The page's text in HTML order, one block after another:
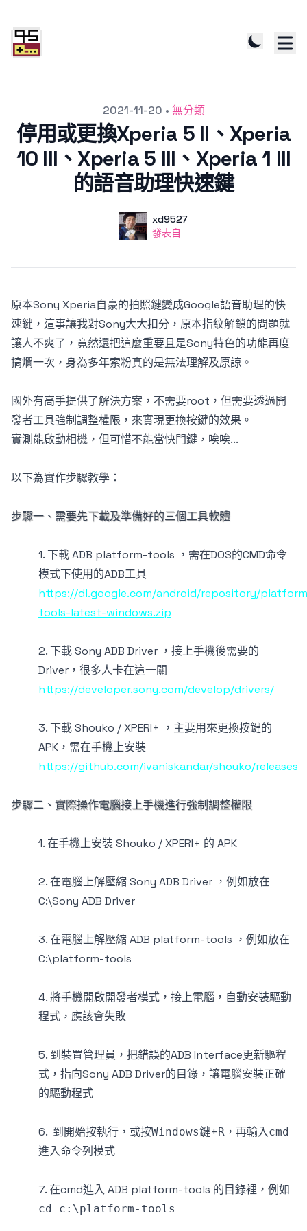
2021-11-20 • 無分類
停用或更換Xperia 5 II、Xperia
10 III、Xperia 5 III、Xperia 1 III
的語音助理快速鍵
使用者
xd9527
發表自
發表自
原本Sony Xperia自豪的拍照鍵變成Google語音助理的快
速鍵，這事讓我對Sony大大扣分，原本指紋解鎖的問題就
讓人不爽了，竟然還把這麼重要且是Sony特色的功能再度
搞爛一次，身為多年索粉真的是無法理解及原諒。
國外有高手提供了解決方案，不需要root，但需要透過開
發者工具強制調整權限，來實現更換按鍵的效果。
實測能啟動相機，但可惜不能當快門鍵，唉唉...
以下為實作步驟教學：
步驟一、需要先下載及準備好的三個工具軟體
1. 下載 ADB platform-tools ，需在DOS的CMD命令
模式下使用的ADB工具
https://dl.google.com/android/repository/
tools-latest-windows.zip
2. 下載 Sony ADB Driver ，接上手機後需要的
Driver，很多人卡在這一關
https://developer.sony.com/develop/drivers/
3. 下載 Shouko / XPERI+ ，主要用來更換按鍵的
APK，需在手機上安裝
https://github.com/ivaniskandar/shouko/releases
步驟二、實際操作電腦接上手機進行強制調整權限
1. 在手機上安裝 Shouko / XPERI+ 的 APK
2. 在電腦上解壓縮 Sony ADB Driver ，例如放在
C:\Sony ADB Driver
3. 在電腦上解壓縮 ADB platform-tools ，例如放在
C:\platform-tools
4. 將手機開啟開發者模式，接上電腦，自動安裝驅動
程式，應該會失敗
5. 到裝置管理員，把錯誤的ADB Interface更新驅程
式，指向Sony ADB Driver的目錄，讓電腦安裝正確
的驅動程式
6. 到 開始按執行 ，或按Windows鍵+R ，再輸入cmd
進入命令列模式
7. 在cmd進入 ADB platform-tools 的目錄裡，例如
cd c:\platform-tools